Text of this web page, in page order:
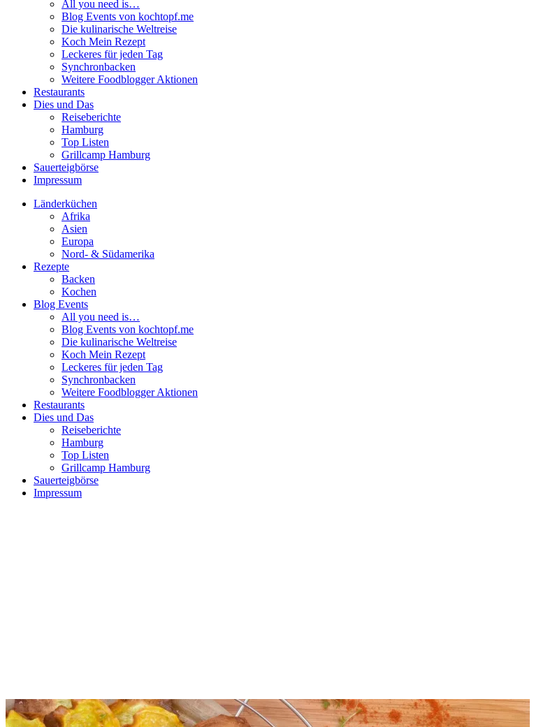
All you need is…
Blog Events von kochtopf.me
Die kulinarische Weltreise
Koch Mein Rezept
Leckeres für jeden Tag
Synchronbacken
Weitere Foodblogger Aktionen
Restaurants
Dies und Das
Reiseberichte
Hamburg
Top Listen
Grillcamp Hamburg
Sauerteigbörse
Impressum
Länderküchen
Afrika
Asien
Europa
Nord- & Südamerika
Rezepte
Backen
Kochen
Blog Events
All you need is…
Blog Events von kochtopf.me
Die kulinarische Weltreise
Koch Mein Rezept
Leckeres für jeden Tag
Synchronbacken
Weitere Foodblogger Aktionen
Restaurants
Dies und Das
Reiseberichte
Hamburg
Top Listen
Grillcamp Hamburg
Sauerteigbörse
Impressum